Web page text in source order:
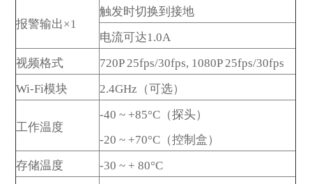
报警输出×1
触发时切换到接地
电流可达1.0A
视频格式
720P 25fps/30fps, 1080P 25fps/30fps
Wi-Fi模块
2.4GHz（可选）
工作温度
-40 ~ +85°C（探头）
-20 ~ +70°C（控制盒）
存储温度
-30 ~ + 80°C